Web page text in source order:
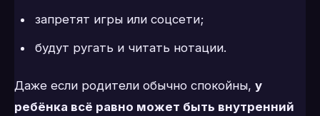
запретят игры или соцсети;
будут ругать и читать нотации.
Даже если родители обычно спокойны, у
ребёнка всё равно может быть внутренний